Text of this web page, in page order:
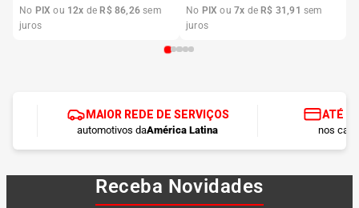
No PIX ou 12x de R$ 86,26 sem
juros
No PIX ou7x de R$ 31 ,91 sem
juros
MAIOR REDE DE SERVIÇOS
automotivos daAmérica Latina
ATÉ
nos
Receba Novidades